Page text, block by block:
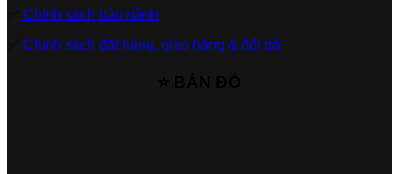
Chính sách bảo hành
Chính sách đặt hàng, giao hàng & đổi trả